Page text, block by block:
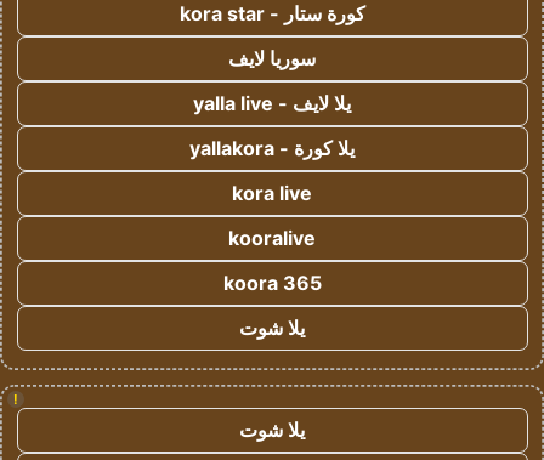
كورة ستار - kora star
سوريا لايف
يلا لايف - yalla live
يلا كورة - yallakora
kora live
kooralive
koora 365
يلا شوت
!
يلا شوت